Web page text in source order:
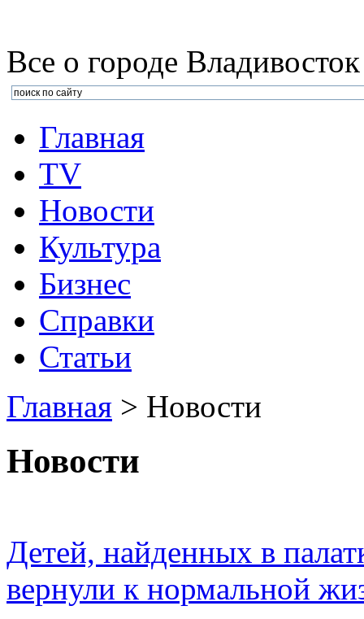
Все о городе Владивосток
Главная
TV
Новости
Культура
Бизнеc
Справки
Статьи
Главная > Новости
Новости
Детей, найденных в
вернули к нормальной